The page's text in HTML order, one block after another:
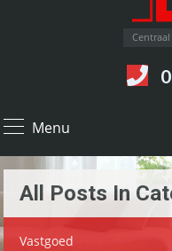
Menu
All Posts In
Vastgoed